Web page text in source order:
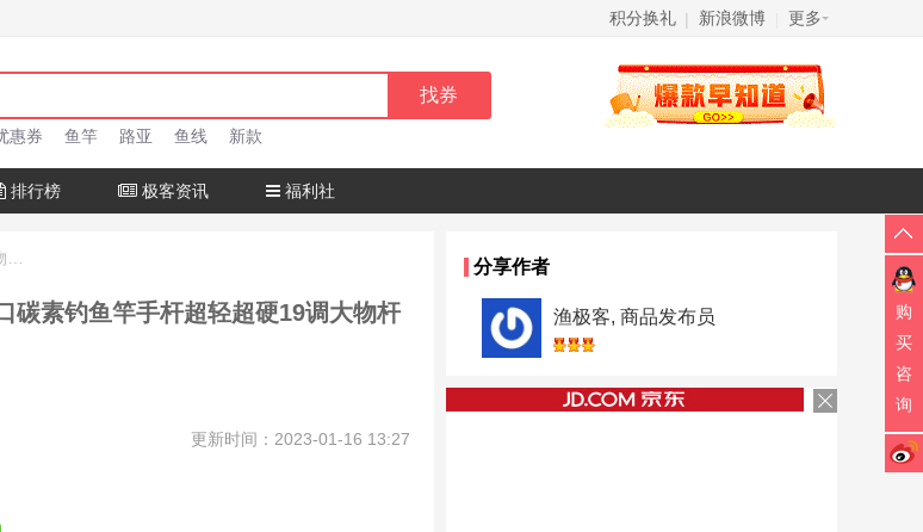
积分换礼 | 新浪微博 更多
惠券 鱼竿 路亚 鱼线 新款
排行榜 极客资讯 福利社
碳素钓鱼竿手杆超轻超硬19调大物杆
更新时间：2023-01-16 13:27
分享作者
渔极客, 商品发布员
购
买
咨
询